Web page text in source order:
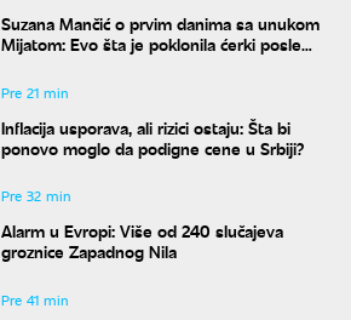
Suzana Mančić o prvim danima sa unukom
Mijatom: Evo šta je poklonila ćerki posle
Pre 21 min
Inflacija usporava, ali rizici ostaju: Šta bi
ponovo moglo da podigne cene u Srbiji?
Pre 32 min
Alarm u Evropi: Više od 240 slučajeva
groznice Zapadnog Nila
Pre 41 min